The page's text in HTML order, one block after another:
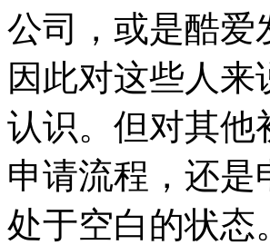
公司，或是酷爱
因此对这些人
认识。但对其他
申请流程，还是
处于空白的状态